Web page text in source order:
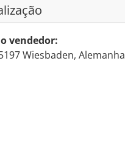
vendedor:
Wiesbaden, Alemanha